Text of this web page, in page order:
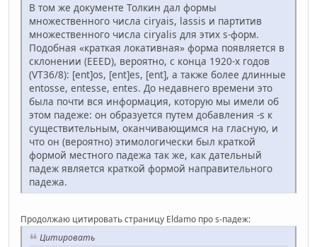
В том же документе Толкин дал формы
множественного числа ciryais, lassis и партитив
множественного числа ciryalis для этих s-форм.
Подобная «краткая локативная» форма появляется в
склонении (EEED), вероятно, с конца 1920-х годов
(VT36/8): [ent]os, [ent]es, [ent], а также более длинные
entosse, entesse, entes. До недавнего времени это
была почти вся информация, которую мы имели об
этом падеже: он образуется путем добавления -s к
существительным, оканчивающимся на гласную, и
что он (вероятно) этимологически был краткой
формой местного падежа так же, как дательный
падеж является краткой формой направительного
падежа.
Продолжаю цитировать страницу Eldamo про s-падеж:
Цитировать